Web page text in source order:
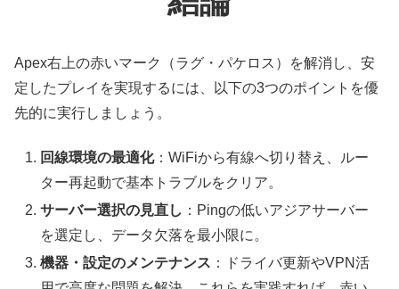
Apex右上の赤いマーク（ラグ・パケロス）を解消し、安
定したプレイを実現するには、以下の3つのポイントを優
先的に実行しましょう。
回線環境の最適化：WiFiから有線へ切り替え、ルー
ター再起動で基本トラブルをクリア。
サーバー選択の見直し ：Pingの低いアジアサーバー
を選定し、データ欠落を最小限に。
機器・設定のメンテナンス ：ドライバ更新やVPN活